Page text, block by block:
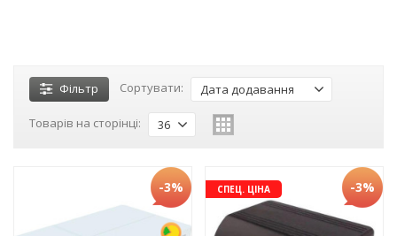
Фільтр Сортувати: Дата додавання
Товарів на сторінці: 36
-3% СПЕЦ. ЦІНА -3%